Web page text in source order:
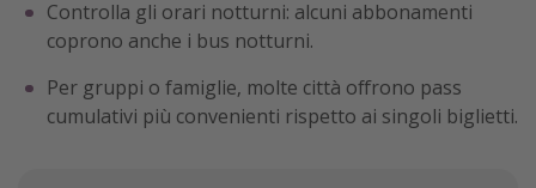
Controlla gli orari notturni: alcuni abbonamenti
coprono anche i bus notturni.
Per gruppi o famiglie, molte città offrono pass
cumulativi più convenienti rispetto ai singoli biglietti.